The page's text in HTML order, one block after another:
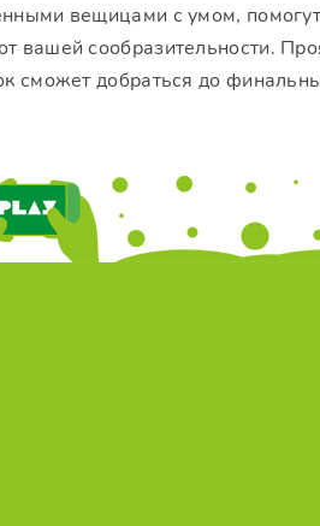
вещицами с умом,
вашей сообразительности.
сможет добраться до